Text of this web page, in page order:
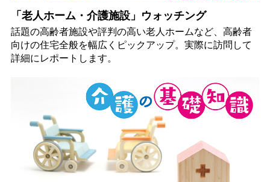
「老人ホーム・介護施設」ウォッチング
話題の高齢者施設や評判の高い老人ホームなど、高齢者
向けの住宅全般を幅広くピックアップ。実際に訪問して
詳細にレポートします。